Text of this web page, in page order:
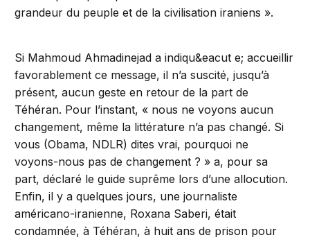
grandeur du peuple et de la civilisation iraniens ».
Si Mahmoud Ahmadinejad a indiqu&eacut e; accueillir
favorablement ce message, il n’a suscité, jusqu’à
présent, aucun geste en retour de la part de
Téhéran. Pour l’instant, « nous ne voyons aucun
changement, même la littérature n’a pas changé. Si
vous (Obama, NDLR) dites vrai, pourquoi ne
voyons-nous pas de changement ? » a, pour sa
part, déclaré le guide suprême lors d’une allocution.
Enfin, il y a quelques jours, une journaliste
américano-iranienne, Roxana Saberi, était
condamnée, à Téhéran, à huit ans de prison pour